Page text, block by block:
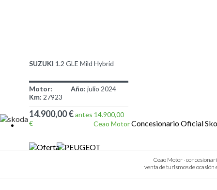
SUZUKI 1.2 GLE Mild Hybrid
Motor: Año: julio 2024
Km: 27923
14.900,00 €antes 14.900,00
€
Ceao MotorConcesionario Oficial
Ceao Motor ·
venta de turismos de ocasión